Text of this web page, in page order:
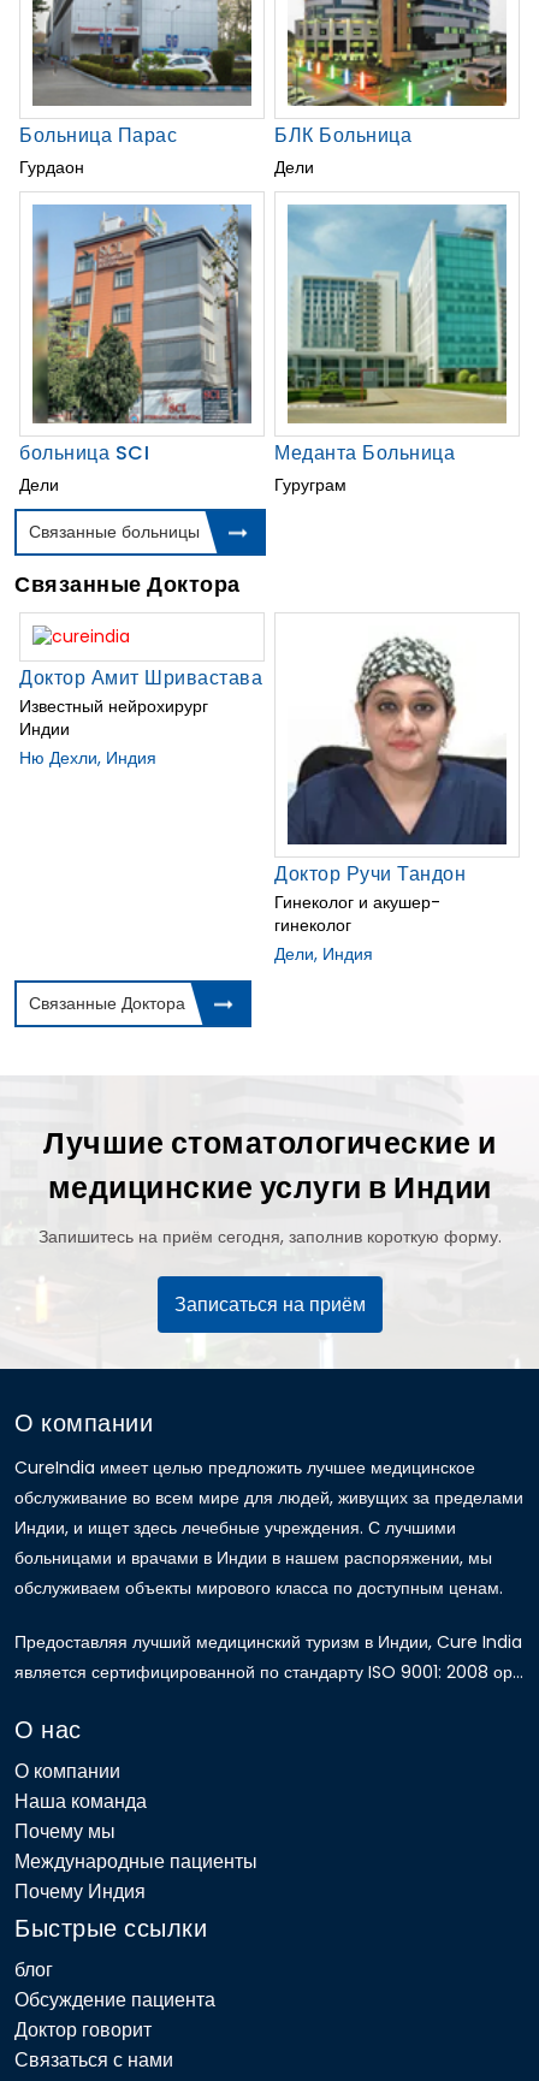
Больница Парас
Гурдаон
БЛК Больница
Дели
больница SCI
Дели
Меданта Больница
Гуруграм
Связанные больницы
Связанные Доктора
Доктор Амит Шривастава
Известный нейрохирург
Индии
Ню Дехли, Индия
Доктор Ручи Тандон
Гинеколог и акушер-
гинеколог
Дели, Индия
Связанные Доктора
Лучшие стоматологические и
медицинские услуги в Индии
Запишитесь на приём сегодня, заполнив короткую форму.
Записаться на приём
О компании
CureIndia имеет целью предложить лучшее медицинское
обслуживание во всем мире для людей, живущих за пределами
Индии, и ищет здесь лечебные учреждения. С лучшими
больницами и врачами в Индии в нашем распоряжении, мы
обслуживаем объекты мирового класса по доступным ценам.
Предоставляя лучший медицинский туризм в Индии, Cure India
является сертифицированной по стандарту ISO 9001: 2008 ор...
О нас
О компании
Наша команда
Почему мы
Международные пациенты
Почему Индия
Быстрые ссылки
блог
Обсуждение пациента
Доктор говорит
Связаться с нами